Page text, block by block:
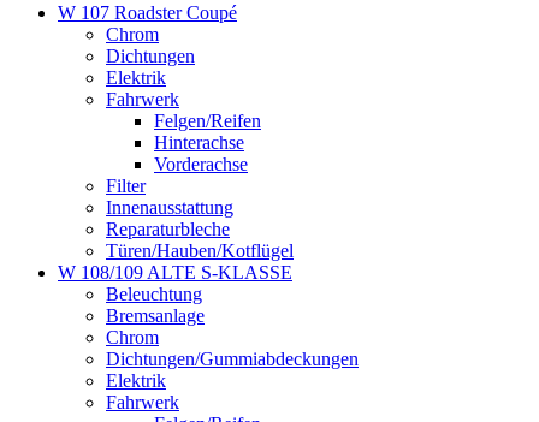
W 107 Roadster Coupé
Chrom
Dichtungen
Elektrik
Fahrwerk
Felgen/Reifen
Hinterachse
Vorderachse
Filter
Innenausstattung
Reparaturbleche
Türen/Hauben/Kotflügel
W 108/109 ALTE S-KLASSE
Beleuchtung
Bremsanlage
Chrom
Dichtungen/Gummiabdeckungen
Elektrik
Fahrwerk